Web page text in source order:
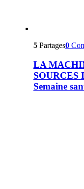
5 Partages0
LA
SOURCES
Semaine